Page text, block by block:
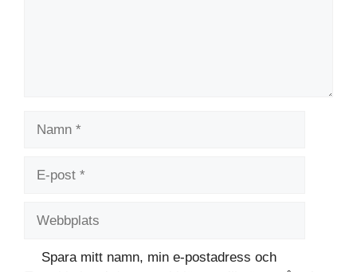
Spara mitt namn, min e-postadress och